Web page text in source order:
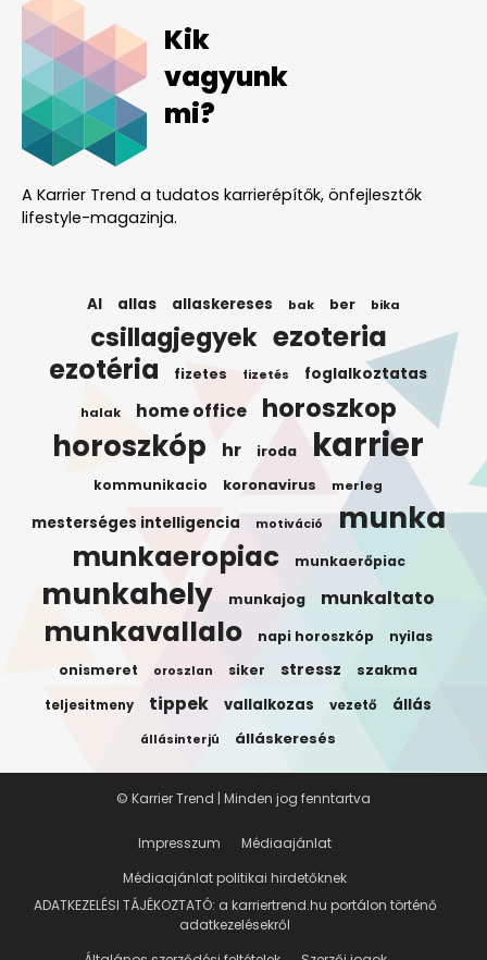
Kik
vagyunk
mi?
A Karrier Trend a tudatos karrierépítők, önfejlesztők
lifestyle-magazinja.
AI allas allaskereses bak ber bika
csillagjegyek ezoteria
ezotéria fizetes fizetés foglalkoztatas
halak home office horoszkop
horoszkóp hr iroda karrier
kommunikacio koronavirus merleg
mesterséges intelligencia motiváció munka
munkaeropiac munkaerőpiac
munkahely munkajog munkaltato
munkavallalo napi horoszkóp nyilas
onismeret oroszlan siker stressz szakma
teljesitmeny tippek vallalkozas vezető állás
állásinterjú álláskeresés
Impresszum
Médiaajánlat
Médiaajánlat politikai hirdetőknek
ADATKEZELÉSI TÁJÉKOZTATÓ: a karriertrend.hu portálon történő
adatkezelésekről
© Karrier Trend | Minden jog fenntartva